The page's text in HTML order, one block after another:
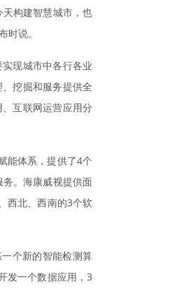
构建智慧城市，也
说。
现城市中各行各业
挖掘和服务提供全
互联网运营应用分
能体系，提供了4个
。海康威视提供面
西北、西南的3个软
个新的智能检测算
发一个数据应用，3